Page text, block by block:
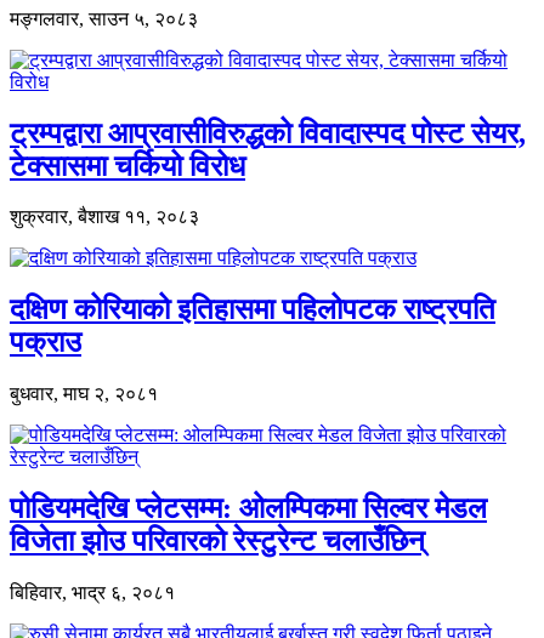
मङ्गलवार, साउन ५, २०८३
ट्रम्पद्वारा आप्रवासीविरुद्धको विवादास्पद पोस्ट सेयर,
टेक्सासमा चर्कियो विरोध
शुक्रवार, बैशाख ११, २०८३
दक्षिण कोरियाको इतिहासमा पहिलोपटक राष्ट्रपति
पक्राउ
बुधवार, माघ २, २०८१
पोडियमदेखि प्लेटसम्म: ओलम्पिकमा सिल्वर मेडल
विजेता झोउ परिवारको रेस्टुरेन्ट चलाउँछिन्
बिहिवार, भाद्र ६, २०८१